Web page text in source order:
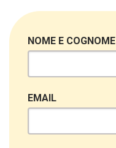
NOME E COGNOME
EMAIL